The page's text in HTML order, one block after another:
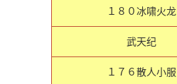
１８０冰啸火龙
武天纪
１７６散人小服